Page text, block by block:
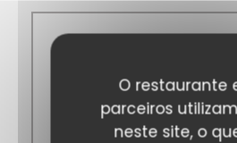
O restaurante
parceiros
neste site, o
12:00 - 14:30
18:30 - 22:30